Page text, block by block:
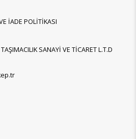
İADE POLİTİKASI
SANAYİ VE TİCARET L.T.D